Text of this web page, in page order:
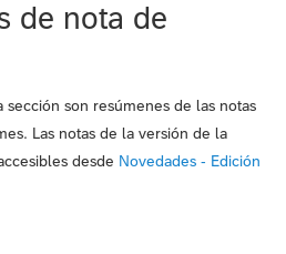
de nota de
sección son resúmenes de las notas
Las notas de la versión de la
desde Novedades - Edición